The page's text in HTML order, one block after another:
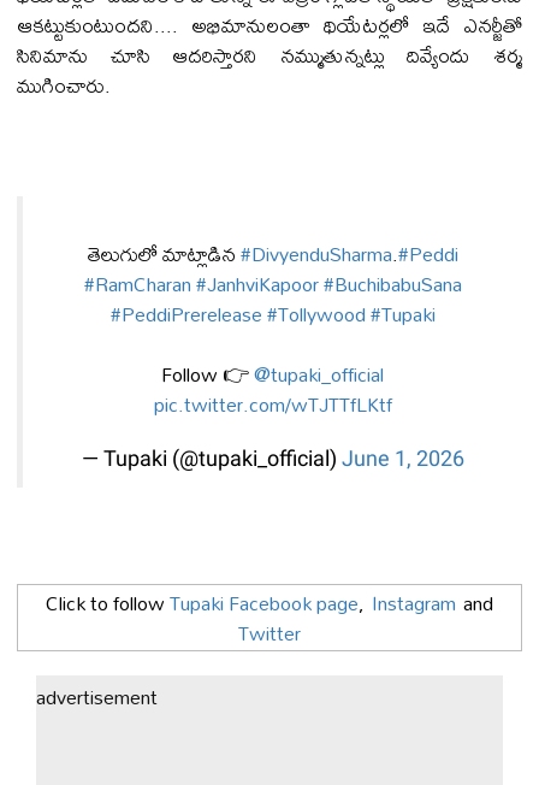
ఆకట్టుకుంటుందని.... అభిమానులంతా థియేటర్లలో ఇదే ఎనర్జీతో
సినిమాను చూసి ఆదరిస్తారని నమ్ముతున్నట్లు దివ్యేందు శర్మ
ముగించారు.
తెలుగులో మాట్లాడిన#DivyenduSharma.#Peddi
#RamCharan#JanhviKapoor#BuchibabuSana
#PeddiPrerelease#Tollywood#Tupaki
Follow 👉@tupaki_official
pic.twitter.com/wTJTTfLKtf
— Tupaki (@tupaki_official) June 1, 2026
Click to followTupaki Facebook page, Instagram and
Twitter
advertisement